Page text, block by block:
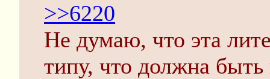
>>6220
Не думаю, что эта
типу, что должна